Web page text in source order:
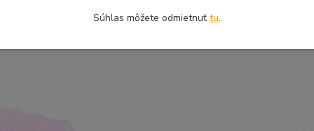
Súhlas môžete odmietnuť tu.